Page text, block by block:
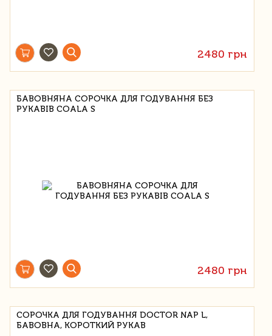
2480 грн
БАВОВНЯНА СОРОЧКА ДЛЯ ГОДУВАННЯ БЕЗ
РУКАВІВ COALA S
2480 грн
СОРОЧКА ДЛЯ ГОДУВАННЯ DOCTOR NAP L,
БАВОВНА, КОРОТКИЙ РУКАВ